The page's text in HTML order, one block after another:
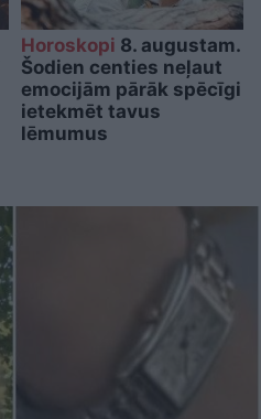
Horoskopi 8. augustam.
Šodien centies neļaut
emocijām pārāk spēcīgi
ietekmēt tavus
lēmumus